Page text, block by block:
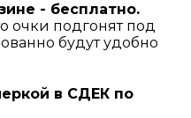
- бесплатно.
очки подгонят под
будут удобно
в СДЕК по